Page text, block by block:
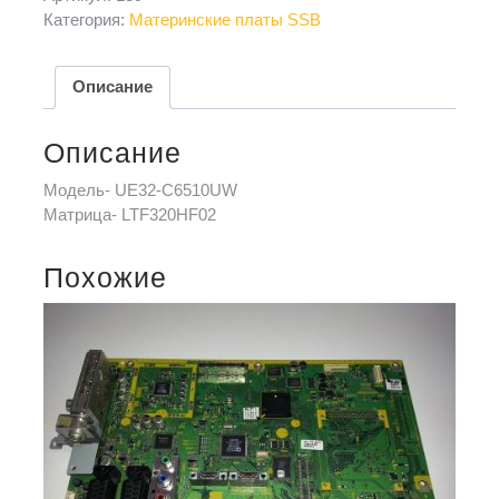
Категория: Материнские платы SSB
Описание
Описание
Модель- UE32-C6510UW
Матрица- LTF320HF02
Похожие